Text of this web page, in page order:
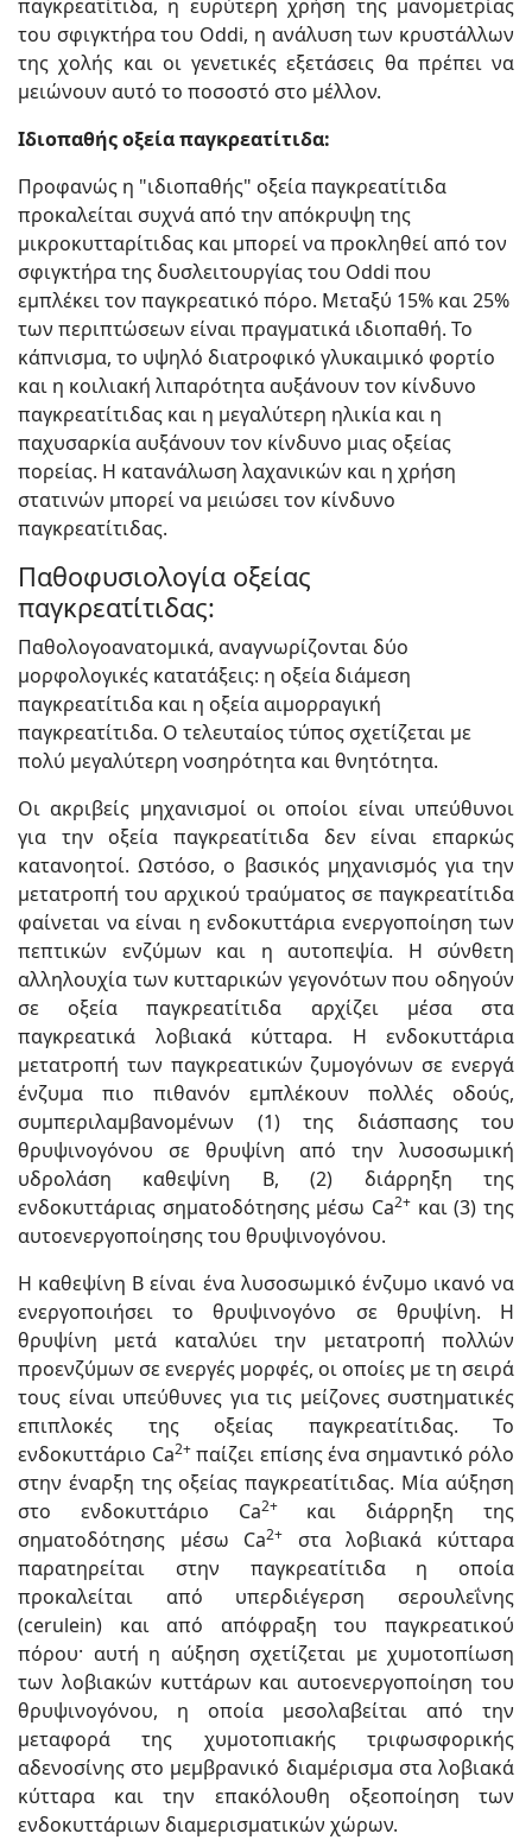
παγκρεατίτιδα, η ευρύτερη χρήση της μανομετρίας
του σφιγκτήρα του Oddi, η ανάλυση των κρυστάλλων
της χολής και οι γενετικές εξετάσεις θα πρέπει να
μειώνουν αυτό το ποσοστό στο μέλλον.
Ιδιοπαθής οξεία παγκρεατίτιδα:
Προφανώς η "ιδιοπαθής" οξεία παγκρεατίτιδα
προκαλείται συχνά από την απόκρυψη της
μικροκυτταρίτιδας και μπορεί να προκληθεί από τον
σφιγκτήρα της δυσλειτουργίας του Oddi που
εμπλέκει τον παγκρεατικό πόρο. Μεταξύ 15% και 25%
των περιπτώσεων είναι πραγματικά ιδιοπαθή. Το
κάπνισμα, το υψηλό διατροφικό γλυκαιμικό φορτίο
και η κοιλιακή λιπαρότητα αυξάνουν τον κίνδυνο
παγκρεατίτιδας και η μεγαλύτερη ηλικία και η
παχυσαρκία αυξάνουν τον κίνδυνο μιας οξείας
πορείας. Η κατανάλωση λαχανικών και η χρήση
στατινών μπορεί να μειώσει τον κίνδυνο
παγκρεατίτιδας.
Παθοφυσιολογία οξείας
παγκρεατίτιδας:
Παθολογοανατομικά, αναγνωρίζονται δύο
μορφολογικές κατατάξεις: η οξεία διάμεση
παγκρεατίτιδα και η οξεία αιμορραγική
παγκρεατίτιδα. Ο τελευταίος τύπος σχετίζεται με
πολύ μεγαλύτερη νοσηρότητα και θνητότητα.
Οι ακριβείς μηχανισμοί οι οποίοι είναι υπεύθυνοι
για την οξεία παγκρεατίτιδα δεν είναι επαρκώς
κατανοητοί. Ωστόσο, ο βασικός μηχανισμός για την
μετατροπή του αρχικού τραύματος σε παγκρεατίτιδα
φαίνεται να είναι η ενδοκυττάρια ενεργοποίηση των
πεπτικών ενζύμων και η αυτοπεψία. Η σύνθετη
αλληλουχία των κυτταρικών γεγονότων που οδηγούν
σε οξεία παγκρεατίτιδα αρχίζει μέσα στα
παγκρεατικά λοβιακά κύτταρα. Η ενδοκυττάρια
μετατροπή των παγκρεατικών ζυμογόνων σε ενεργά
ένζυμα πιο πιθανόν εμπλέκουν πολλές οδούς,
συμπεριλαμβανομένων (1) της διάσπασης του
θρυψινογόνου σε θρυψίνη από την λυσοσωμική
υδρολάση καθεψίνη Β, (2) διάρρηξη της
ενδοκυττάριας σηματοδότησης μέσω Ca2+ και (3) της
αυτοενεργοποίησης του θρυψινογόνου.
Η καθεψίνη Β είναι ένα λυσοσωμικό ένζυμο ικανό να
ενεργοποιήσει το θρυψινογόνο σε θρυψίνη. Η
θρυψίνη μετά καταλύει την μετατροπή πολλών
προενζύμων σε ενεργές μορφές, οι οποίες με τη σειρά
τους είναι υπεύθυνες για τις μείζονες συστηματικές
επιπλοκές της οξείας παγκρεατίτιδας. Το
ενδοκυττάριο Ca2+παίζει επίσης ένα σημαντικό ρόλο
στην έναρξη της οξείας παγκρεατίτιδας. Μία αύξηση
στο ενδοκυττάριο Ca2+και διάρρηξη της
σηματοδότησης μέσω Ca2+
στα λοβιακά κύτταρα
παρατηρείται στην παγκρεατίτιδα η οποία
προκαλείται από υπερδιέγερση σερουλεΐνης
(cerulein) και από απόφραξη του παγκρεατικού
πόρου· αυτή η αύξηση σχετίζεται με χυμοτοπίωση
των λοβιακών κυττάρων και αυτοενεργοποίηση του
θρυψινογόνου, η οποία μεσολαβείται από την
μεταφορά της χυμοτοπιακής τριφωσφορικής
αδενοσίνης στο μεμβρανικό διαμέρισμα στα λοβιακά
κύτταρα και την επακόλουθη οξεοποίηση των
ενδοκυττάριων διαμερισματικών χώρων.